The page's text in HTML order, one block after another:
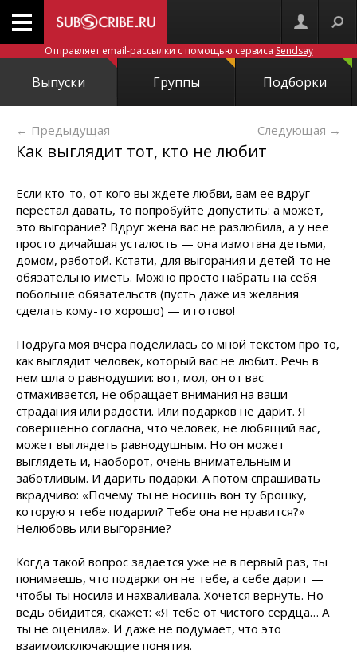
Отправляет email-рассылки с помощью сервиса Sendsay
Выпуски Группы Подборки
← Предыдущая Следующая →
Как выглядит тот, кто не любит
Если кто-то, от кого вы ждете любви, вам ее вдруг
перестал давать, то попробуйте допустить: а может,
это выгорание? Вдруг жена вас не разлюбила, а у нее
просто дичайшая усталость — она измотана детьми,
домом, работой. Кстати, для выгорания и детей-то не
обязательно иметь. Можно просто набрать на себя
побольше обязательств (пусть даже из желания
сделать кому-то хорошо) — и готово!
Подруга моя вчера поделилась со мной текстом про то,
как выглядит человек, который вас не любит. Речь в
нем шла о равнодушии: вот, мол, он от вас
отмахивается, не обращает внимания на ваши
страдания или радости. Или подарков не дарит. Я
совершенно согласна, что человек, не любящий вас,
может выглядеть равнодушным. Но он может
выглядеть и, наоборот, очень внимательным и
заботливым. И дарить подарки. А потом спрашивать
вкрадчиво: «Почему ты не носишь вон ту брошку,
которую я тебе подарил? Тебе она не нравится?»
Нелюбовь или выгорание?
Когда такой вопрос задается уже не в первый раз, ты
понимаешь, что подарки он не тебе, а себе дарит —
чтобы ты носила и нахваливала. Хочется вернуть. Но
ведь обидится, скажет: «Я тебе от чистого сердца… А
ты не оценила». И даже не подумает, что это
взаимоисключающие понятия.